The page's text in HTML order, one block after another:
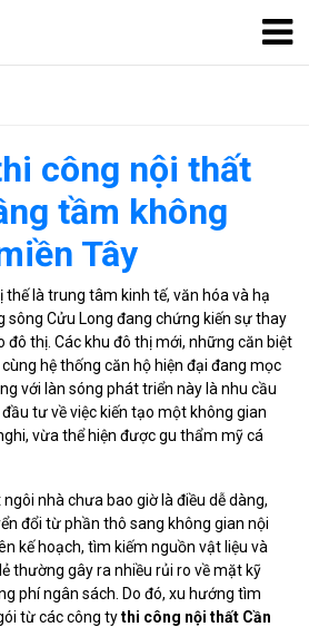
công nội thất
tầm không
Tây
thế là trung tâm kinh tế, văn hóa và hạ
sông Cửu Long đang chứng kiến sự thay
đô thị. Các khu đô thị mới, những căn biệt
hệ thống căn hộ hiện đại đang mọc
với làn sóng phát triển này là nhu cầu
tư về việc kiến tạo một không gian
vừa thể hiện được gu thẩm mỹ cá
nhà chưa bao giờ là điều dễ dàng,
đổi từ phần thô sang không gian nội
kế hoạch, tìm kiếm nguồn vật liệu và
thường gây ra nhiều rủi ro về mặt kỹ
phí ngân sách. Do đó, xu hướng tìm
từ các công tythi công nội thất Cần